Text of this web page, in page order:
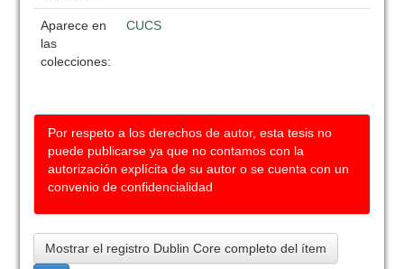
Aparece en
las
colecciones:
CUCS
Por respeto a los derechos de autor, esta tesis no
puede publicarse ya que no contamos con la
autorización explícita de su autor o se cuenta con un
convenio de confidencialidad
Mostrar el registro Dublin Core completo del ítem